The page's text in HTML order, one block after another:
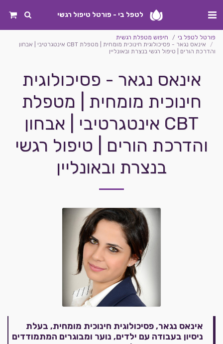
לטפל בי - פורטל טיפול רגשי
פורטל לטפל בי
חיפוש מטפלת רגשית
אינאס נגאר - פסיכולוגית חינוכית מומחית | מטפלת CBT אינטגרטיבי | אבחון
והדרכת הורים | טיפול רגשי בנצרת ובאונליין
אינאס נגאר - פסיכולוגית
חינוכית מומחית | מטפלת
CBT אינטגרטיבי | אבחון
והדרכת הורים | טיפול רגשי
בנצרת ובאונליין
אינאס נגאר, פסיכולוגית חינוכית מומחית, בעלת
ניסיון בעבודה עם ילדים, נוער ומבוגרים המתמודדים